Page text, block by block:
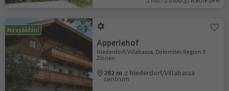
Na vyžádání
Apperlehof
Niederdorf/Villabassa, Dolomites Region 3
Zinnen
282 m z Niederdorf/Villabassa
centrum